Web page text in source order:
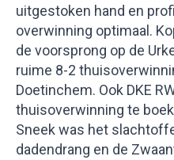
uitgestoken hand en
overwinning optimaal.
de voorsprong op de
ruime 8-2
Doetinchem. Ook DKE
thuisoverwinning te
Sneek was het
dadendrang en de